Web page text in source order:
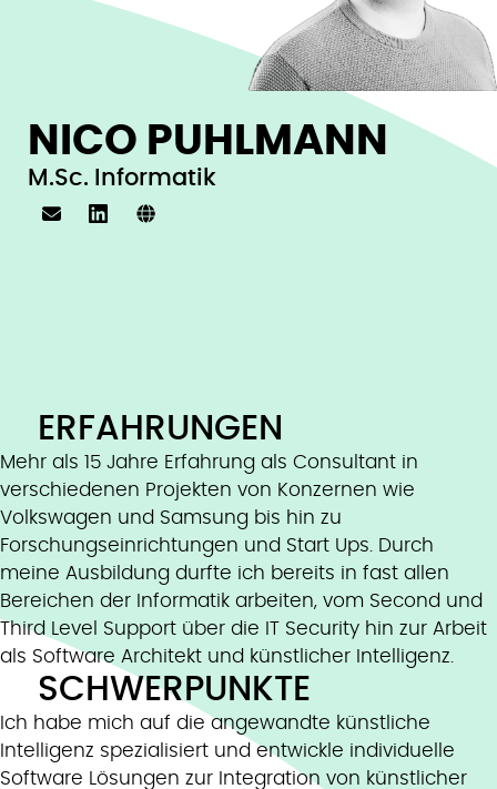
NICO PUHLMANN
M.Sc. Informatik
ERFAHRUNGEN
Mehr als 15 Jahre Erfahrung als Consultant in
verschiedenen Projekten von Konzernen wie
Volkswagen und Samsung bis hin zu
Forschungseinrichtungen und Start Ups. Durch
meine Ausbildung durfte ich bereits in fast allen
Bereichen der Informatik arbeiten, vom Second und
Third Level Support über die IT Security hin zur Arbeit
als Software Architekt und künstlicher Intelligenz.
SCHWERPUNKTE
Ich habe mich auf die angewandte künstliche
Intelligenz spezialisiert und entwickle individuelle
Software Lösungen zur Integration von künstlicher